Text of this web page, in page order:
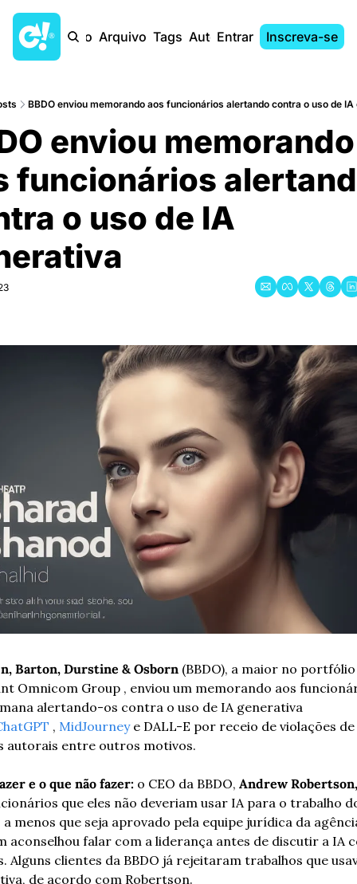
Início Arquivo Tags AutoresEntrar Inscreva-se
BBDO enviou memorando aos funcionários alertando contra o uso de
enviou memorando
funcionários
o uso de IA
Barton, Durstine & Osborn (BBDO), a maior no portfólio
Omnicom Group , enviou um memorando aos
alertando-os contra o uso de IA generativa
, MidJourney e DALL-E por receio de violações de
autorais entre outros motivos.
e o que não fazer: o CEO da BBDO, Andrew Robertson,
que eles não deveriam usar IA para o trabalho
menos que seja aprovado pela equipe jurídica da
aconselhou falar com a liderança antes de discutir a IA
Alguns clientes da BBDO já rejeitaram trabalhos que
de acordo com Robertson.